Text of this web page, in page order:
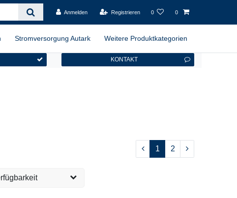
Anmelden Registrieren 0 0
Stromversorgung Autark Weitere Produktkategorien
KONTAKT
1 2